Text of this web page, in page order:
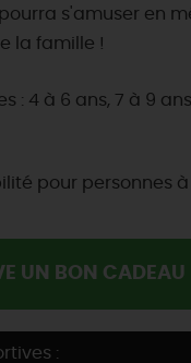
s'amuser en
la famille !
: 4 à 6 ans, 7 à 9 ans,
pour personnes
UN BON CADEAU
: